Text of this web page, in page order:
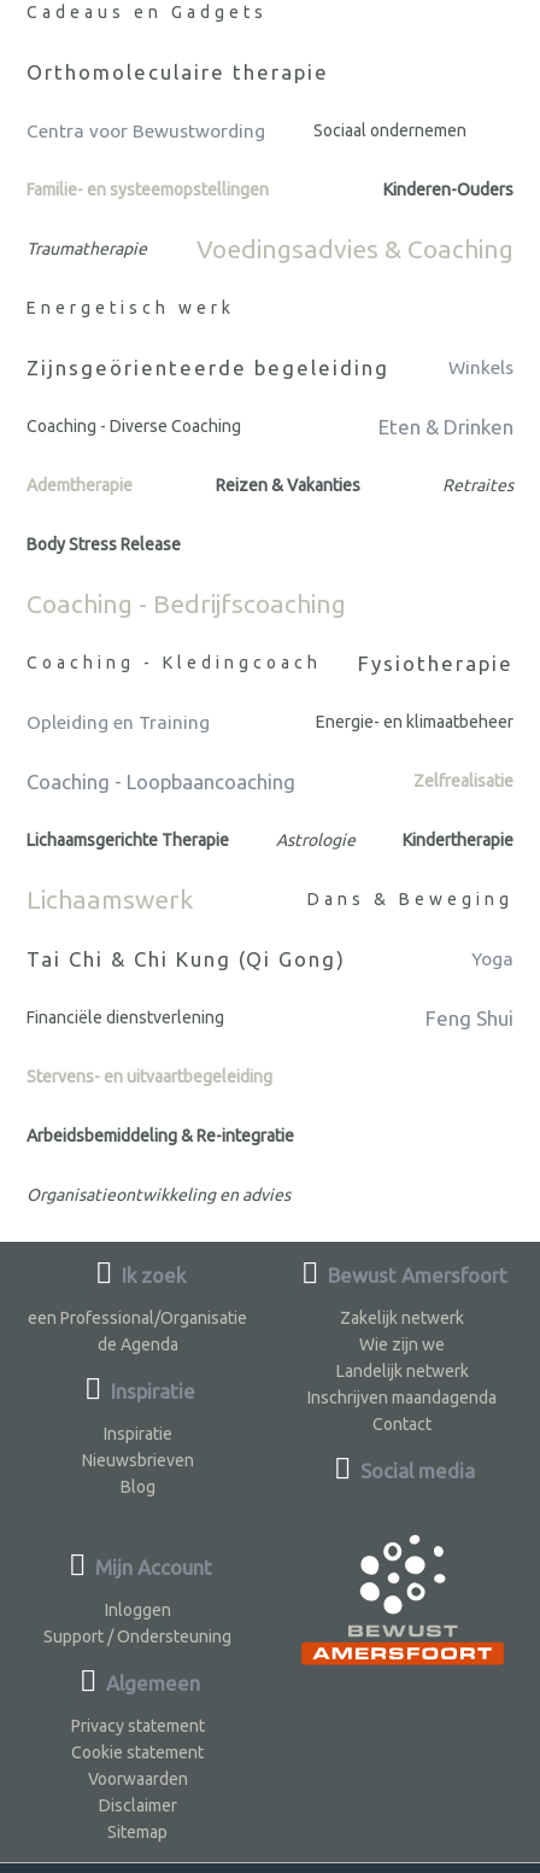
Cadeaus en Gadgets
Orthomoleculaire therapie
Centra voor Bewustwording Sociaal ondernemen
Familie- en systeemopstellingen Kinderen-Ouders
Traumatherapie Voedingsadvies & Coaching
Energetisch werk
Zijnsgeörienteerde begeleiding Winkels
Coaching - Diverse Coaching Eten & Drinken
Ademtherapie Reizen & Vakanties Retraites
Body Stress Release
Coaching - Bedrijfscoaching
Coaching - Kledingcoach Fysiotherapie
Opleiding en Training Energie- en klimaatbeheer
Coaching - Loopbaancoaching Zelfrealisatie
Lichaamsgerichte Therapie Astrologie Kindertherapie
Lichaamswerk Dans & Beweging
Tai Chi & Chi Kung (Qi Gong) Yoga
Financiële dienstverlening Feng Shui
Stervens- en uitvaartbegeleiding
Arbeidsbemiddeling & Re-integratie
Organisatieontwikkeling en advies
Ik zoek
een Professional/Organisatie
de Agenda
Inspiratie
Inspiratie
Nieuwsbrieven
Blog
Bewust Amersfoort
Zakelijk netwerk
Wie zijn we
Landelijk netwerk
Inschrijven maandagenda
Contact
Social media
Mijn Account
Inloggen
Support / Ondersteuning
Algemeen
Privacy statement
Cookie statement
Voorwaarden
Disclaimer
Sitemap